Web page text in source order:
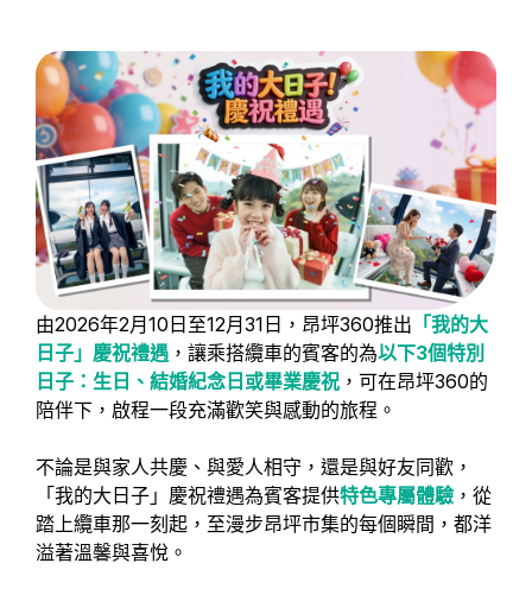
由2026年2月10日至12月31日，昂坪360推出 「我的大
日子」慶祝禮遇 ，讓乘搭纜車的賓客的為以下3個特別
日子：生日、結婚紀念日或畢業慶祝 ，可在昂坪360的
陪伴下，啟程一段充滿歡笑與感動的旅程。
不論是與家人共慶、與愛人相守，還是與好友同歡，
「我的大日子」慶祝禮遇為賓客提供特色專屬體驗 ，從
踏上纜車那一刻起，至漫步昂坪市集的每個瞬間，都洋
溢著溫馨與喜悅。